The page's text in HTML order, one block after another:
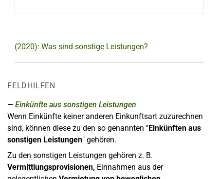
(2020): Was sind sonstige Leistungen?
FELDHILFEN
Einkünfte aus sonstigen Leistungen
Wenn Einkünfte keiner anderen Einkunftsart zuzurechnen
sind, können diese zu den so genannten "Einkünften aus
sonstigen Leistungen" gehören.
Zu den sonstigen Leistungen gehören z. B.
Vermittlungsprovisionen, Einnahmen aus der